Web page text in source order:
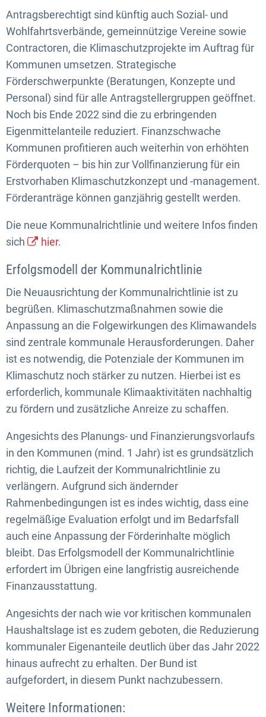
Antragsberechtigt sind künftig auch Sozial- und
Wohlfahrtsverbände, gemeinnützige Vereine sowie
Contractoren, die Klimaschutzprojekte im Auftrag für
Kommunen umsetzen. Strategische
Förderschwerpunkte (Beratungen, Konzepte und
Personal) sind für alle Antragstellergruppen geöffnet.
Noch bis Ende 2022 sind die zu erbringenden
Eigenmittelanteile reduziert. Finanzschwache
Kommunen profitieren auch weiterhin von erhöhten
Förderquoten – bis hin zur Vollfinanzierung für ein
Erstvorhaben Klimaschutzkonzept und -management.
Förderanträge können ganzjährig gestellt werden.
Die neue Kommunalrichtlinie und weitere Infos finden
sich
hier.
Erfolgsmodell der Kommunalrichtlinie
Die Neuausrichtung der Kommunalrichtlinie ist zu
begrüßen. Klimaschutzmaßnahmen sowie die
Anpassung an die Folgewirkungen des Klimawandels
sind zentrale kommunale Herausforderungen. Daher
ist es notwendig, die Potenziale der Kommunen im
Klimaschutz noch stärker zu nutzen. Hierbei ist es
erforderlich, kommunale Klimaaktivitäten nachhaltig
zu fördern und zusätzliche Anreize zu schaffen.
Angesichts des Planungs- und Finanzierungsvorlaufs
in den Kommunen (mind. 1 Jahr) ist es grundsätzlich
richtig, die Laufzeit der Kommunalrichtlinie zu
verlängern. Aufgrund sich ändernder
Rahmenbedingungen ist es indes wichtig, dass eine
regelmäßige Evaluation erfolgt und im Bedarfsfall
auch eine Anpassung der Förderinhalte möglich
bleibt. Das Erfolgsmodell der Kommunalrichtlinie
erfordert im Übrigen eine langfristig ausreichende
Finanzausstattung.
Angesichts der nach wie vor kritischen kommunalen
Haushaltslage ist es zudem geboten, die Reduzierung
kommunaler Eigenanteile deutlich über das Jahr 2022
hinaus aufrecht zu erhalten. Der Bund ist
aufgefordert, in diesem Punkt nachzubessern.
Weitere Informationen: